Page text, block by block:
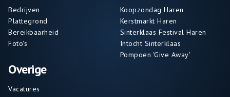
Bedrijven
Plattegrond
Bereikbaarheid
Foto's
Overige
Vacatures
Koopzondag Haren
Kerstmarkt Haren
Sinterklaas Festival Haren
Intocht Sinterklaas
Pompoen 'Give Away'